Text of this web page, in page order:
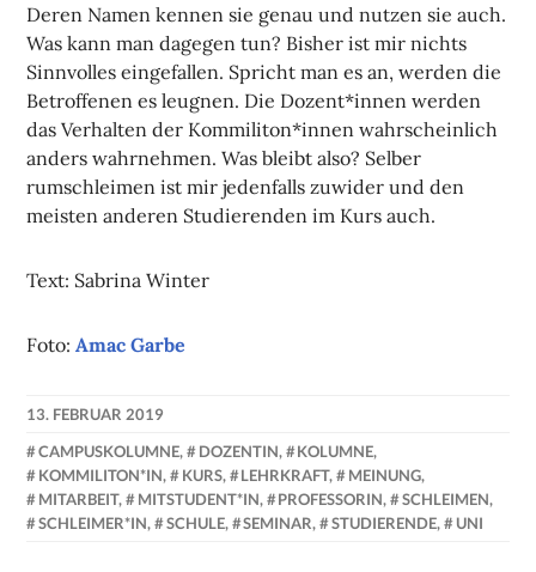
Deren Namen kennen sie genau und nutzen sie auch.
Was kann man dagegen tun? Bisher ist mir nichts
Sinnvolles eingefallen. Spricht man es an, werden die
Betroffenen es leugnen. Die Dozent*innen werden
das Verhalten der Kommiliton*innen wahrscheinlich
anders wahrnehmen. Was bleibt also? Selber
rumschleimen ist mir jedenfalls zuwider und den
meisten anderen Studierenden im Kurs auch.
Text: Sabrina Winter
Foto:Amac Garbe
13. FEBRUAR 2019
NADINE
FAUST
CAMPUSKOLUMNE, DOZENTIN, KOLUMNE,
KOMMILITON*IN, KURS, LEHRKRAFT, MEINUNG,
MITARBEIT, MITSTUDENT*IN, PROFESSORIN, SCHLEIMEN,
SCHLEIMER*IN, SCHULE, SEMINAR, STUDIERENDE, UNI